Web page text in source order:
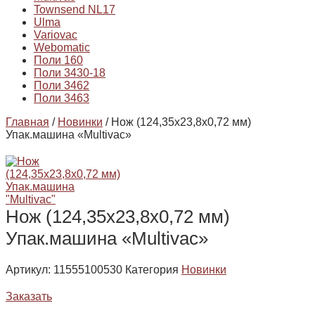
Townsend NL17
Ulma
Variovac
Webomatic
Поли 160
Поли 3430-18
Поли 3462
Поли 3463
Главная / Новинки / Нож (124,35х23,8х0,72 мм)
Упак.машина «Multivac»
Нож (124,35х23,8х0,72 мм)
Упак.машина «Multivac»
Артикул: 11555100530 Категория Новинки
Заказать